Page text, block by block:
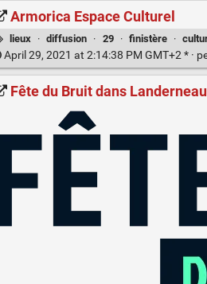
Armorica Espace Culturel
lieux · diffusion · 29 · finistère ·
April 29, 2021 at 2:14:38 PM GMT+2 * ·
Fête du Bruit dans Landerneau